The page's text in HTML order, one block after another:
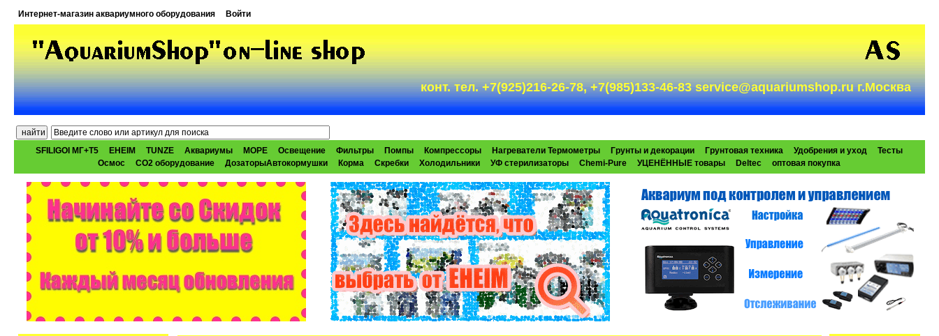
Интернет-магазин аквариумного оборудования Войти
конт. тел. +7(925)216-26-78, +7(985)133-46-83 service@aquariumshop.ru г.Москва
SFILIGOI МГ+Т5 EHEIM TUNZE Аквариумы МОРЕ Освещение Фильтры Помпы Компрессоры Нагреватели Термометры Грунты и декорации Грунтовая техника Удобрения и уход
Тесты
Осмос
CO2 оборудование ДозаторыАвтокормушки Корма Скребки Холодильники УФ стерилизаторы Chemi-Pure УЦЕНЁННЫЕ товары Deltec оптовая покупка